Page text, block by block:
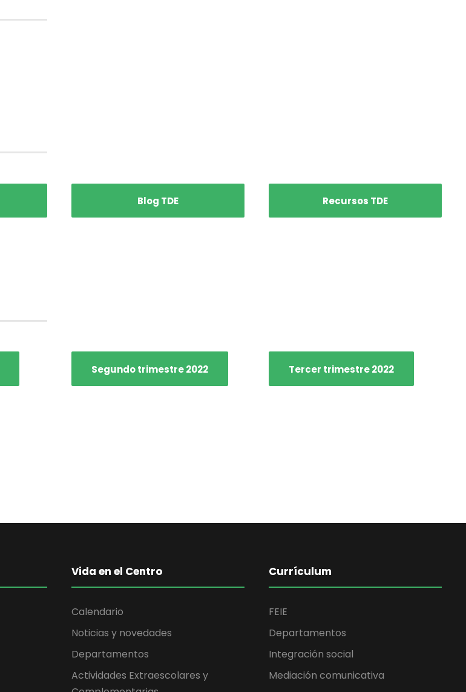
Blog TDE Recursos TDE
Segundo trimestre 2022 Tercer trimestre 2022
Vida en el Centro
Calendario
Noticias y novedades
Departamentos
Actividades Extraescolares y
Currículum
FEIE
Departamentos
Integración social
Mediación comunicativa